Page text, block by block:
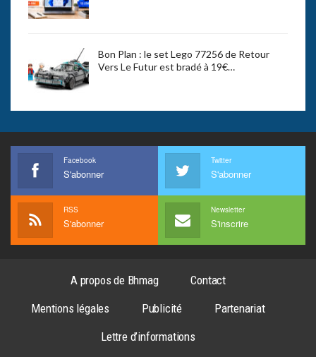
Bon Plan : le set Lego 77256 de Retour
Vers Le Futur est bradé à 19€…
Facebook
S'abonner
Twitter
S'abonner
RSS
S'abonner
Newsletter
S'inscrire
A propos de Bhmag
Contact
Mentions légales
Publicité
Partenariat
Lettre d’informations